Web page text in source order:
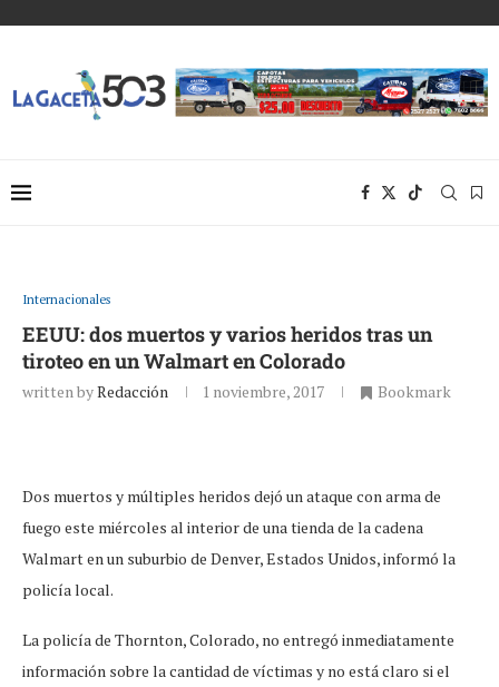
Internacionales
EEUU: dos muertos y varios heridos tras un
tiroteo en un Walmart en Colorado
written byRedacción 1 noviembre, 2017 Bookmark
Dos muertos y múltiples heridos dejó un ataque con arma de
fuego este miércoles al interior de una tienda de la cadena
Walmart en un suburbio de Denver, Estados Unidos, informó la
policía local.
La policía de Thornton, Colorado, no entregó inmediatamente
información sobre la cantidad de víctimas y no está claro si el